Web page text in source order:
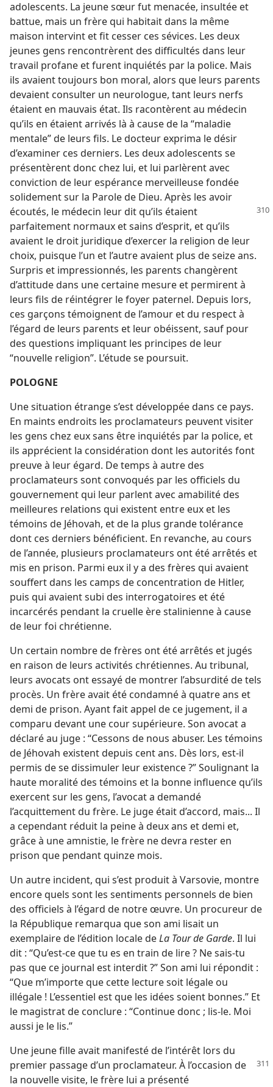
adolescents. La jeune sœur fut menacée, insultée et
battue, mais un frère qui habitait dans la même
maison intervint et fit cesser ces sévices. Les deux
jeunes gens rencontrèrent des difficultés dans leur
travail profane et furent inquiétés par la police. Mais
ils avaient toujours bon moral, alors que leurs parents
devaient consulter un neurologue, tant leurs nerfs
étaient en mauvais état. Ils racontèrent au médecin
qu’ils en étaient arrivés là à cause de la “maladie
mentale” de leurs fils. Le docteur exprima le désir
d’examiner ces derniers. Les deux adolescents se
présentèrent donc chez lui, et lui parlèrent avec
conviction de leur espérance merveilleuse fondée
solidement sur la Parole de Dieu. Après les avoir
écoutés, le médecin leur dit qu’ils étaient
parfaitement normaux et sains d’esprit, et qu’ils
avaient le droit juridique d’exercer la religion de leur
choix, puisque l’un et l’autre avaient plus de seize ans.
Surpris et impressionnés, les parents changèrent
d’attitude dans une certaine mesure et permirent à
leurs fils de réintégrer le foyer paternel. Depuis lors,
ces garçons témoignent de l’amour et du respect à
l’égard de leurs parents et leur obéissent, sauf pour
des questions impliquant les principes de leur
“nouvelle religion”. L’étude se poursuit.
POLOGNE
Une situation étrange s’est développée dans ce pays.
En maints endroits les proclamateurs peuvent visiter
les gens chez eux sans être inquiétés par la police, et
ils apprécient la considération dont les autorités font
preuve à leur égard. De temps à autre des
proclamateurs sont convoqués par les officiels du
gouvernement qui leur parlent avec amabilité des
meilleures relations qui existent entre eux et les
témoins de Jéhovah, et de la plus grande tolérance
dont ces derniers bénéficient. En revanche, au cours
de l’année, plusieurs proclamateurs ont été arrêtés et
mis en prison. Parmi eux il y a des frères qui avaient
souffert dans les camps de concentration de Hitler,
puis qui avaient subi des interrogatoires et été
incarcérés pendant la cruelle ère stalinienne à cause
de leur foi chrétienne.
Un certain nombre de frères ont été arrêtés et jugés
en raison de leurs activités chrétiennes. Au tribunal,
leurs avocats ont essayé de montrer l’absurdité de tels
procès. Un frère avait été condamné à quatre ans et
demi de prison. Ayant fait appel de ce jugement, il a
comparu devant une cour supérieure. Son avocat a
déclaré au juge : “Cessons de nous abuser. Les témoins
de Jéhovah existent depuis cent ans. Dès lors, est-​il
permis de se dissimuler leur existence ?” Soulignant la
haute moralité des témoins et la bonne influence qu’ils
exercent sur les gens, l’avocat a demandé
l’acquittement du frère. Le juge était d’accord, mais... Il
a cependant réduit la peine à deux ans et demi et,
grâce à une amnistie, le frère ne devra rester en
prison que pendant quinze mois.
Un autre incident, qui s’est produit à Varsovie, montre
encore quels sont les sentiments personnels de bien
des officiels à l’égard de notre œuvre. Un procureur de
la République remarqua que son ami lisait un
exemplaire de l’édition locale deLa Tour de Garde. Il lui
dit : “Qu’est-​ce que tu es en train de lire ? Ne sais-​tu
pas que ce journal est interdit ?” Son ami lui répondit :
“Que m’importe que cette lecture soit légale ou
illégale ! L’essentiel est que les idées soient bonnes.” Et
le magistrat de conclure : “Continue donc ; lis-​le. Moi
aussi je le lis.”
Une jeune fille avait manifesté de l’intérêt lors du
premier passage d’un proclamateur. À l’occasion de
la nouvelle visite, le frère lui a présenté